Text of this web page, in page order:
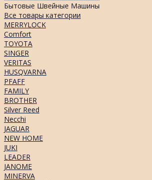
Бытовые Швейные Машины
Все товары категории
MERRYLOCK
Comfort
TOYOTA
SINGER
VERITAS
HUSQVARNA
PFAFF
FAMILY
BROTHER
Silver Reed
Necchi
JAGUAR
NEW HOME
JUKI
LEADER
JANOME
MINERVA